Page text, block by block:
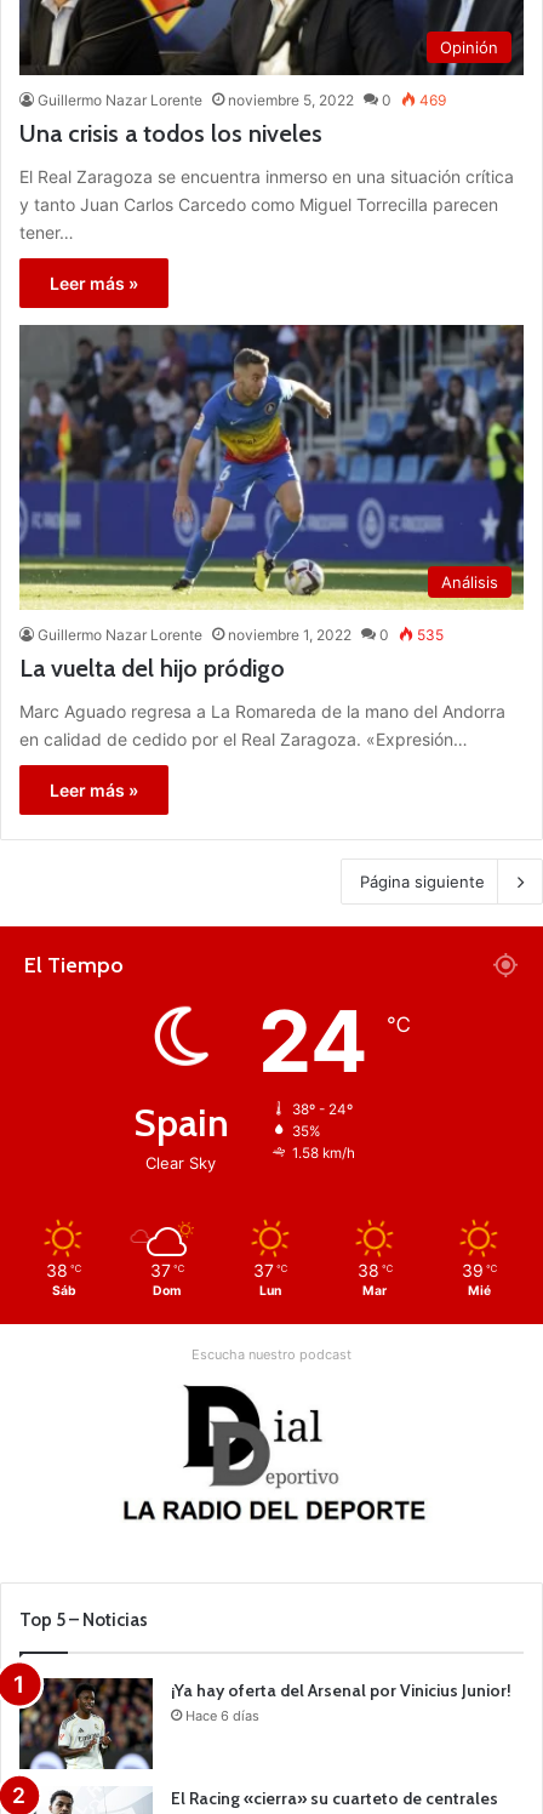
Opinión
Guillermo Nazar Lorente noviembre 5, 2022 0 469
Una crisis a todos los niveles
El Real Zaragoza se encuentra inmerso en una situación crítica
y tanto Juan Carlos Carcedo como Miguel Torrecilla parecen
tener…
Leer más »
Análisis
Guillermo Nazar Lorente noviembre 1, 2022 0 535
La vuelta del hijo pródigo
Marc Aguado regresa a La Romareda de la mano del Andorra
en calidad de cedido por el Real Zaragoza. «Expresión…
Leer más »
Página siguiente
El Tiempo
Spain
Clear Sky
24 ℃
38º - 24º
35%
1.58 km/h
38 ℃
Sáb
37 ℃
Dom
37 ℃
Lun
38 ℃
Mar
39 ℃
Mié
Escucha nuestro podcast
Top 5 – Noticias
¡Ya hay oferta del Arsenal por Vinicius Junior!
Hace 6 días
El Racing «cierra» su cuarteto de centrales